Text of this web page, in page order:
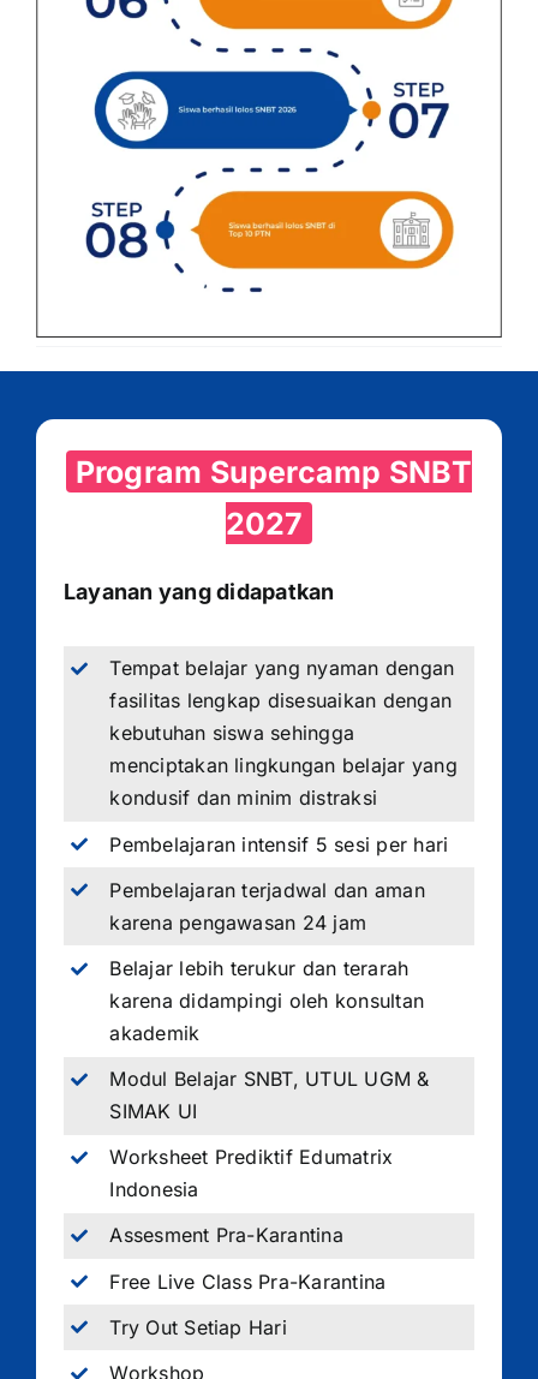
Program Supercamp SNBT
2027
Layanan yang didapatkan
Tempat belajar yang nyaman dengan
fasilitas lengkap disesuaikan dengan
kebutuhan siswa sehingga
menciptakan lingkungan belajar yang
kondusif dan minim distraksi
Pembelajaran intensif 5 sesi per hari
Pembelajaran terjadwal dan aman
karena pengawasan 24 jam
Belajar lebih terukur dan terarah
karena didampingi oleh konsultan
akademik
Modul Belajar SNBT, UTUL UGM &
SIMAK UI
Worksheet Prediktif Edumatrix
Indonesia
Assesment Pra-Karantina
Free Live Class Pra-Karantina
Try Out Setiap Hari
Workshop